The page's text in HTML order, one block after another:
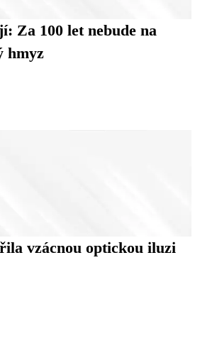
Za 100 let nebude na
hmyz
vzácnou optickou iluzi